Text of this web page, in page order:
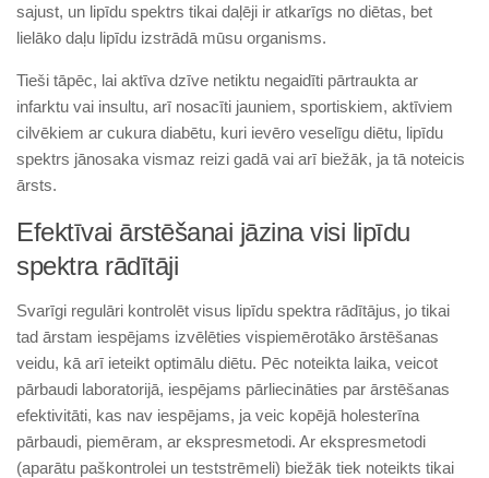
sajust, un lipīdu spektrs tikai daļēji ir atkarīgs no diētas, bet
lielāko daļu lipīdu izstrādā mūsu organisms.
Tieši tāpēc, lai aktīva dzīve netiktu negaidīti pārtraukta ar
infarktu vai insultu, arī nosacīti jauniem, sportiskiem, aktīviem
cilvēkiem ar cukura diabētu, kuri ievēro veselīgu diētu, lipīdu
spektrs jānosaka vismaz reizi gadā vai arī biežāk, ja tā noteicis
ārsts.
Efektīvai ārstēšanai jāzina visi lipīdu
spektra rādītāji
Svarīgi regulāri kontrolēt visus lipīdu spektra rādītājus, jo tikai
tad ārstam iespējams izvēlēties vispiemērotāko ārstēšanas
veidu, kā arī ieteikt optimālu diētu. Pēc noteikta laika, veicot
pārbaudi laboratorijā, iespējams pārliecināties par ārstēšanas
efektivitāti, kas nav iespējams, ja veic kopējā holesterīna
pārbaudi, piemēram, ar ekspresmetodi. Ar ekspresmetodi
(aparātu paškontrolei un teststrēmeli) biežāk tiek noteikts tikai